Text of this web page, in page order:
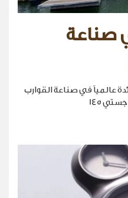
صناعة
عالمياً في صناعة القوارب
145